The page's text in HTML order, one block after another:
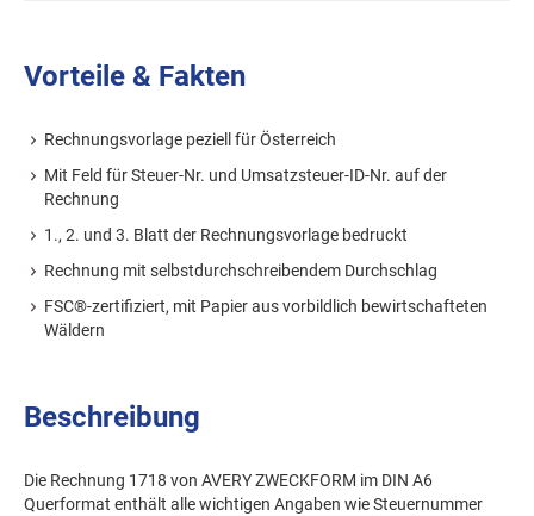
Vorteile & Fakten
Rechnungsvorlage peziell für Österreich
Mit Feld für Steuer-Nr. und Umsatzsteuer-ID-Nr. auf der
Rechnung
1., 2. und 3. Blatt der Rechnungsvorlage bedruckt
Rechnung mit selbstdurchschreibendem Durchschlag
FSC®-zertifiziert, mit Papier aus vorbildlich bewirtschafteten
Wäldern
Beschreibung
Die Rechnung 1718 von AVERY ZWECKFORM im DIN A6
Querformat enthält alle wichtigen Angaben wie Steuernummer